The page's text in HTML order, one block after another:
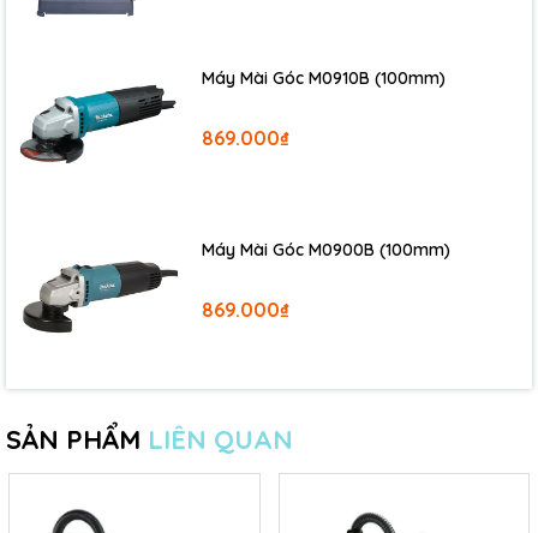
Máy Mài Góc M0910B (100mm)
869.000₫
Máy Mài Góc M0900B (100mm)
869.000₫
SẢN PHẨM LIÊN QUAN